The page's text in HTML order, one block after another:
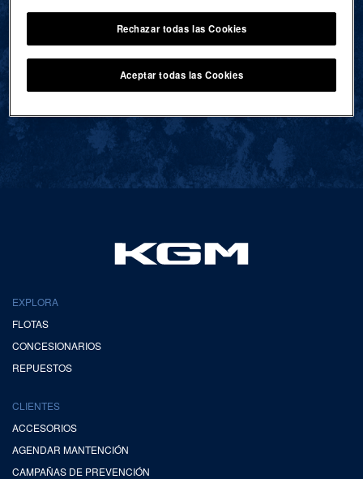
VOLVER AL INICIO
EXPLORA
FLOTAS
CONCESIONARIOS
REPUESTOS
CLIENTES
ACCESORIOS
AGENDAR MANTENCIÓN
CAMPAÑAS DE PREVENCIÓN
Rechazar todas las Cookies
Aceptar todas las Cookies